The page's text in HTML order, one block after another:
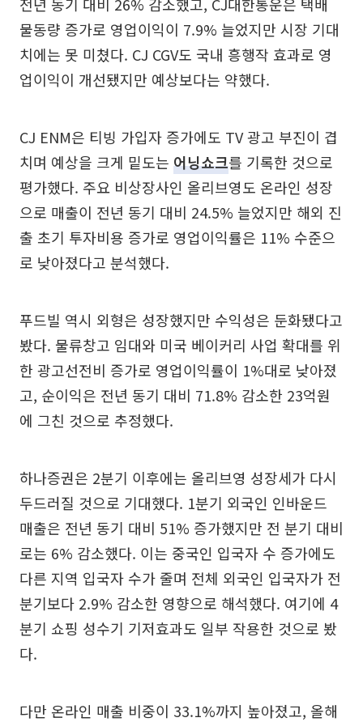
물동량 증가로 영업이익이 7.9% 늘었지만 시장 기대
치에는 못 미쳤다. CJ CGV도 국내 흥행작 효과로 영
업이익이 개선됐지만 예상보다는 약했다.
CJ ENM은 티빙 가입자 증가에도 TV 광고 부진이 겹
치며 예상을 크게 밑도는 어닝쇼크를 기록한 것으로
평가했다. 주요 비상장사인 올리브영도 온라인 성장
으로 매출이 전년 동기 대비 24.5% 늘었지만 해외 진
출 초기 투자비용 증가로 영업이익률은 11% 수준으
로 낮아졌다고 분석했다.
푸드빌 역시 외형은 성장했지만 수익성은 둔화됐다고
봤다. 물류창고 임대와 미국 베이커리 사업 확대를 위
한 광고선전비 증가로 영업이익률이 1%대로 낮아졌
고, 순이익은 전년 동기 대비 71.8% 감소한 23억원
에 그친 것으로 추정했다.
하나증권은 2분기 이후에는 올리브영 성장세가 다시
두드러질 것으로 기대했다. 1분기 외국인 인바운드
매출은 전년 동기 대비 51% 증가했지만 전 분기 대비
로는 6% 감소했다. 이는 중국인 입국자 수 증가에도
다른 지역 입국자 수가 줄며 전체 외국인 입국자가 전
분기보다 2.9% 감소한 영향으로 해석했다. 여기에 4
분기 쇼핑 성수기 기저효과도 일부 작용한 것으로 봤
다.
다만 온라인 매출 비중이 33.1%까지 높아졌고, 올해